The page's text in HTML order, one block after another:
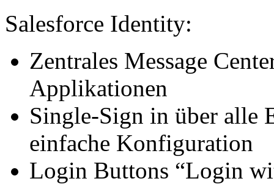
Salesforce Identity:
Zentrales Message
Applikationen
Single-Sign in über alle
einfache Konfiguration
Login Buttons “Login